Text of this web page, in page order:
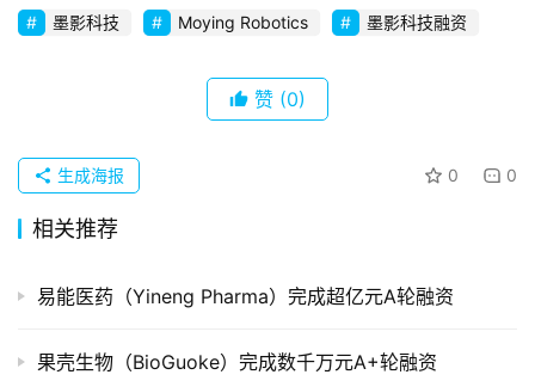
企
发
布
购
组
登录
墨影科技 Moying Robotics 墨影科技融资
赞 (0)
0 0
生成海报
相关推荐
易能医药（Yineng Pharma）完成超亿元A轮融资
果壳生物（BioGuoke）完成数千万元A+轮融资